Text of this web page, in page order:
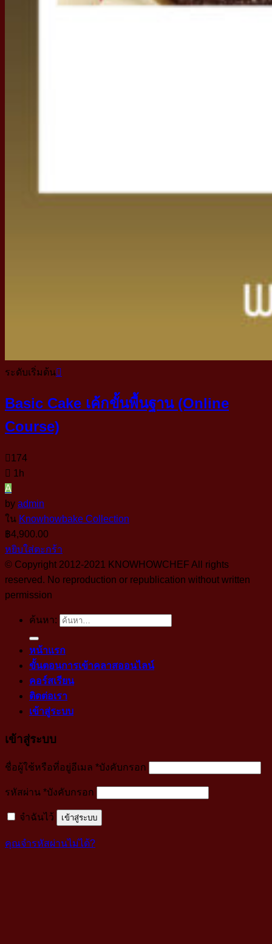
ระดับเริ่มต้น
Basic Cake เค้กขั้นพื้นฐาน (Online
Course)
174
1h
A
by admin
ใน Knowhowbake Collection
฿4,900.00
หยิบใส่ตะกร้า
© Copyright 2012-2021 KNOWHOWCHEF All rights
reserved. No reproduction or republication without written
permission
ค้นหา:
หน้าแรก
ขั้นตอนการเข้าคลาสออนไลน์
คอร์สเรียน
ติดต่อเรา
เข้าสู่ระบบ
เข้าสู่ระบบ
ชื่อผู้ใช้หรือที่อยู่อีเมล *บังคับกรอก
รหัสผ่าน *บังคับกรอก
จำฉันไว้ เข้าสู่ระบบ
คุณจำรหัสผ่านไม่ได้?